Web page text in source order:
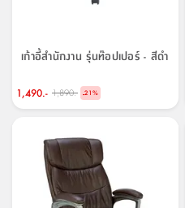
เก้าอี้สำนักงาน รุ่นท๊อปเปอร์ - สีดำ
1,490.- 1,890.- -21%